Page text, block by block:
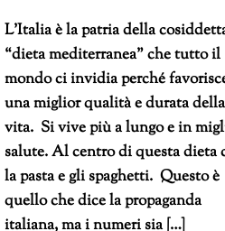
L’Italia è la patria della
“dieta mediterranea” che tutto il
mondo ci invidia perché
una miglior qualità e durata della
vita. Si vive più a lungo e in
salute. Al centro di questa dieta
la pasta e gli spaghetti. Questo è
quello che dice la propaganda
italiana, ma i numeri sia […]